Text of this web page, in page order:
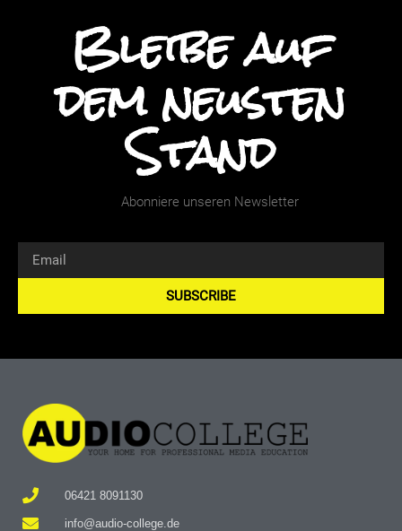
Bleibe auf
dem neusten
Stand
Abonniere unseren Newsletter
SUBSCRIBE
06421 8091130
info@audio-college.de